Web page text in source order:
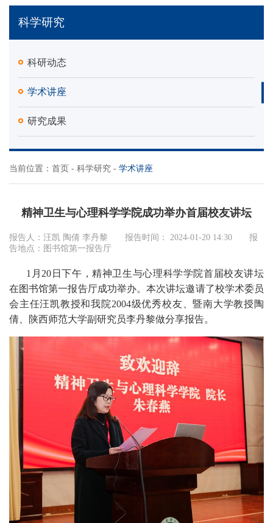
科学研究
科研动态
学术讲座
研究成果
当前位置： 首页 - 科学研究 - 学术讲座
精神卫生与心理科学学院成功举办首届校友讲坛
报告人：汪凯 陶倩 李丹黎 报告时间： 2024-01-20 14:30 报
告地点：图书馆第一报告厅
1月20日下午，精神卫生与心理科学学院首届校友讲坛
在图书馆第一报告厅成功举办。本次讲坛邀请了校学术委员
会主任汪凯教授和我院2004级优秀校友、暨南大学教授陶
倩、陕西师范大学副研究员李丹黎做分享报告。